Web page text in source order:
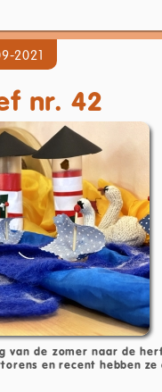
2021
nr. 42
van de zomer naar de
en recent hebben